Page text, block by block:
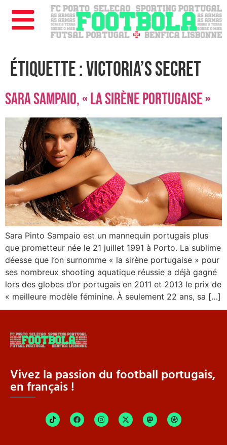
Étiquette :victoria’s secret
Sara Sampaio, « la sirène portugaise »
Sara Pinto Sampaio est un mannequin portugais plus
que prometteur née le 21 juillet 1991 à Porto. La sublime
déesse que l’on surnomme « la sirène portugaise » pour
ses nombreux shooting aquatique réussie a déjà gagné
lors des globes d’or portugais en 2011 et 2013 le prix de
« meilleure modèle féminine. À seulement 22 ans, sa […]
Vivez la passion du football portugais,
en français !